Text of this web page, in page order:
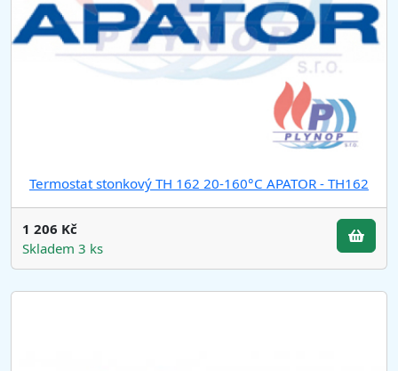
Termostat stonkový TH 162 20-160°C APATOR - TH162
1 206 Kč
Skladem 3 ks